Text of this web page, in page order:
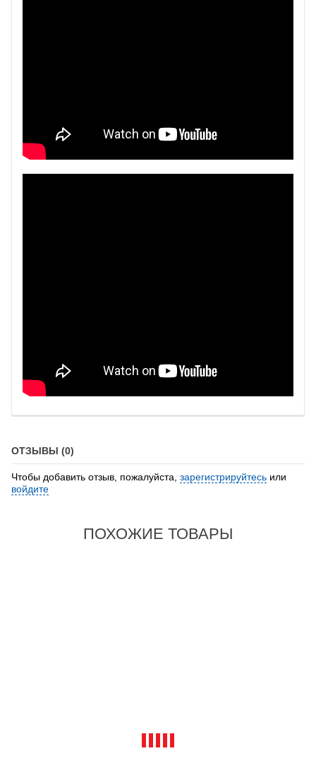
ОТЗЫВЫ (0)
Чтобы добавить отзыв, пожалуйста, зарегистрируйтесь или
войдите
ПОХОЖИЕ ТОВАРЫ